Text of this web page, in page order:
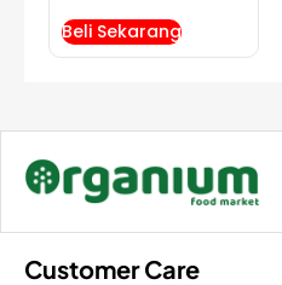
Beli Sekarang
Customer Care